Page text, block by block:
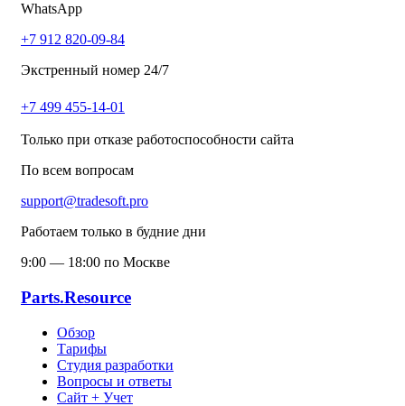
WhatsApp
+7 912 820-09-84
Экстренный номер 24/7
+7 499 455-14-01
Только при отказе работоспособности сайта
По всем вопросам
support@tradesoft.pro
Работаем только в будние дни
9:00 — 18:00 по Москве
Parts.Resource
Обзор
Тарифы
Студия разработки
Вопросы и ответы
Сайт + Учет